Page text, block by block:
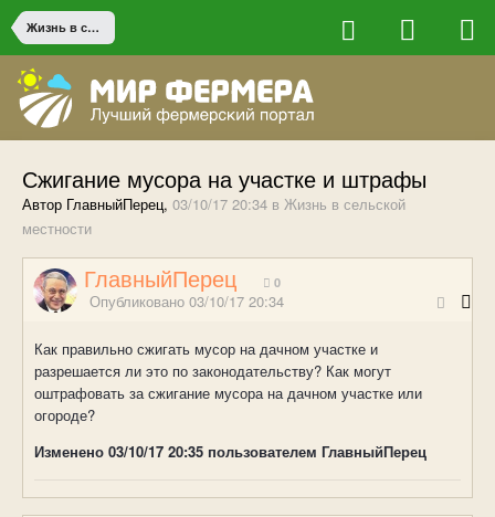
Жизнь в сельской местности
Сжигание мусора на участке и штрафы
Автор ГлавныйПерец, 03/10/17 20:34 в Жизнь в сельской
местности
ГлавныйПерец 0
Опубликовано 03/10/17 20:34
Как правильно сжигать мусор на дачном участке и
разрешается ли это по законодательству? Как могут
оштрафовать за сжигание мусора на дачном участке или
огороде?
Изменено 03/10/17 20:35 пользователем ГлавныйПерец